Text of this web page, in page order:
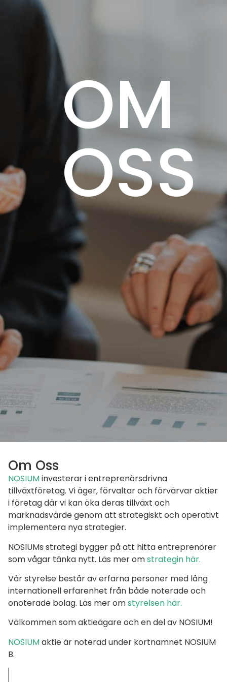
OM
OSS
Om Oss
NOSIUMinvesterar i entreprenörsdrivna
tillväxtföretag. Vi äger, förvaltar och förvärvar aktier
i företag där vi kan öka deras tillväxt och
marknadsvärde genom att strategiskt och operativt
implementera nya strategier.
NOSIUMs strategi bygger på att hitta entreprenörer
som vågar tänka nytt. Läs mer omstrategin här.
Vår styrelse består av erfarna personer med lång
internationell erfarenhet från både noterade och
onoterade bolag. Läs mer omstyrelsen här.
Välkommen som aktieägare och en del av NOSIUM!
NOSIUMaktie är noterad under kortnamnet NOSIUM
B.